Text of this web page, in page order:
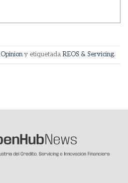
Opiniony etiquetada REOS & Servicing.